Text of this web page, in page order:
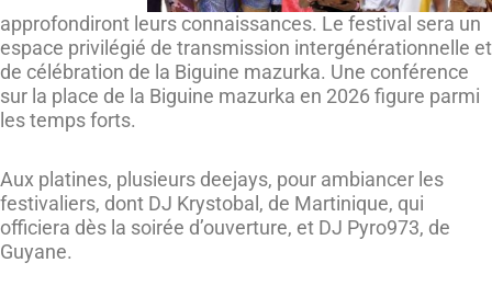
approfondiront leurs connaissances. Le festival sera un
espace privilégié de transmission intergénérationnelle et
de célébration de la Biguine mazurka. Une conférence
sur la place de la Biguine mazurka en 2026 figure parmi
les temps forts.
Aux platines, plusieurs deejays, pour ambiancer les
festivaliers, dont DJ Krystobal, de Martinique, qui
officiera dès la soirée d’ouverture, et DJ Pyro973, de
Guyane.